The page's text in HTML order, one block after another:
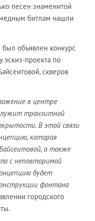
песен знаменитой
битлам нашли
объявлен конкурс
эскиз-проекта по
скверов
в центре
транзитной
В этой связи
которая
а также
с неповторимой
будет
фонтана
городского